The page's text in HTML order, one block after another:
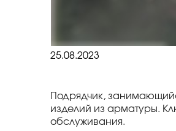
25.08.2023
Подрядчик,
изделий из арматуры.
обслуживания.